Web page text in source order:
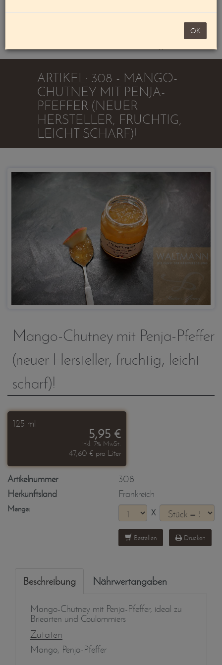
noch 100,00 €
Warenkorb
OK
ARTIKEL: 308 - MANGO-
CHUTNEY MIT PENJA-
PFEFFER (NEUER
HERSTELLER, FRUCHTIG,
LEICHT SCHARF)!
Mango-Chutney mit Penja-Pfeffer
(neuer Hersteller, fruchtig, leicht
scharf)!
125 ml
5,95 €
inkl. 7% MwSt.
47,60 € pro Liter
Artikelnummer
308
Herkunftsland
Frankreich
Menge: X
Bestellen Drucken
Beschreibung Nährwertangaben
Mango-Chutney mit Penja-Pfeffer, ideal zu
Briearten und Coulommiers
Zutaten
Mango, Penja-Pfeffer